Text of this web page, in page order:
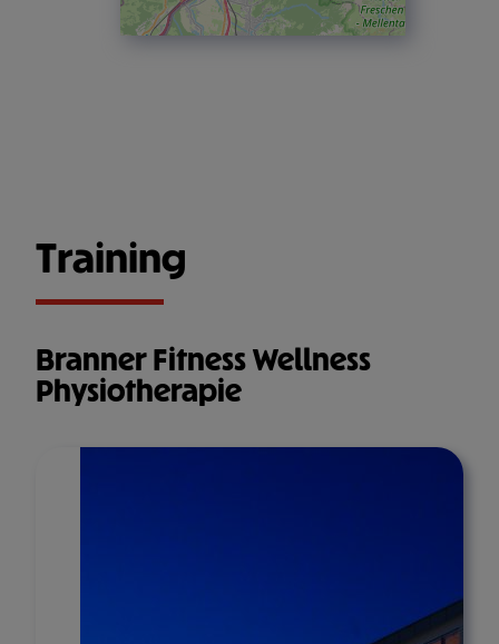
Training
Branner Fitness Wellness
Physiotherapie